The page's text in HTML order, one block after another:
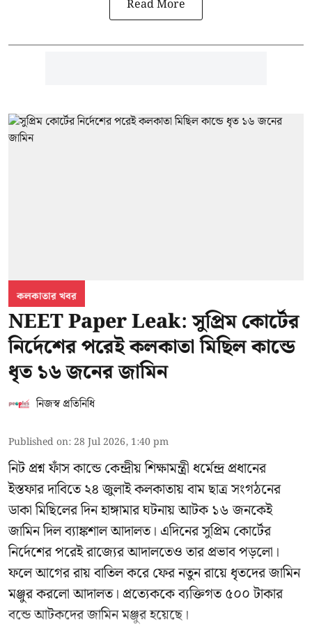
Read More
কলকাতার খবর
NEET Paper Leak: সুপ্রিম কোর্টের
নির্দেশের পরেই কলকাতা মিছিল কান্ডে
ধৃত ১৬ জনের জামিন
নিজস্ব প্রতিনিধি
Published on: 28 Jul 2026, 1:40 pm
নিট প্রশ্ন ফাঁস কান্ডে কেন্দ্রীয় শিক্ষামন্ত্রী ধর্মেন্দ্র প্রধানের
ইস্তফার দাবিতে ২৪ জুলাই কলকাতায় বাম ছাত্র সংগঠনের
ডাকা মিছিলের দিন হাঙ্গামার ঘটনায় আটক ১৬ জনকেই
জামিন দিল ব্যাঙ্কশাল আদালত। এদিনের সুপ্রিম কোর্টের
নির্দেশের পরেই রাজ্যের আদালতেও তার প্রভাব পড়লো।
ফলে আগের রায় বাতিল করে ফের নতুন রায়ে ধৃতদের জামিন
মঞ্জুর করলো আদালত। প্রত্যেককে ব্যক্তিগত ৫০০ টাকার
বন্ডে আটকদের জামিন মঞ্জুর হয়েছে।